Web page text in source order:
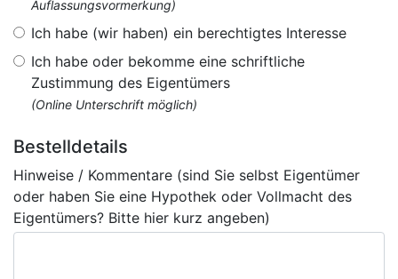
Auflassungsvormerkung)
Ich habe (wir haben) ein berechtigtes Interesse
Ich habe oder bekomme eine schriftliche
Zustimmung des Eigentümers
(Online Unterschrift möglich)
Bestelldetails
Hinweise / Kommentare (sind Sie selbst Eigentümer
oder haben Sie eine Hypothek oder Vollmacht des
Eigentümers? Bitte hier kurz angeben)